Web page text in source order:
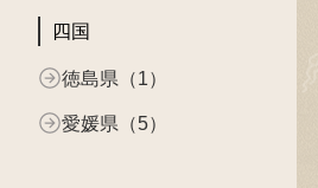
四国
徳島県（1）
愛媛県（5）